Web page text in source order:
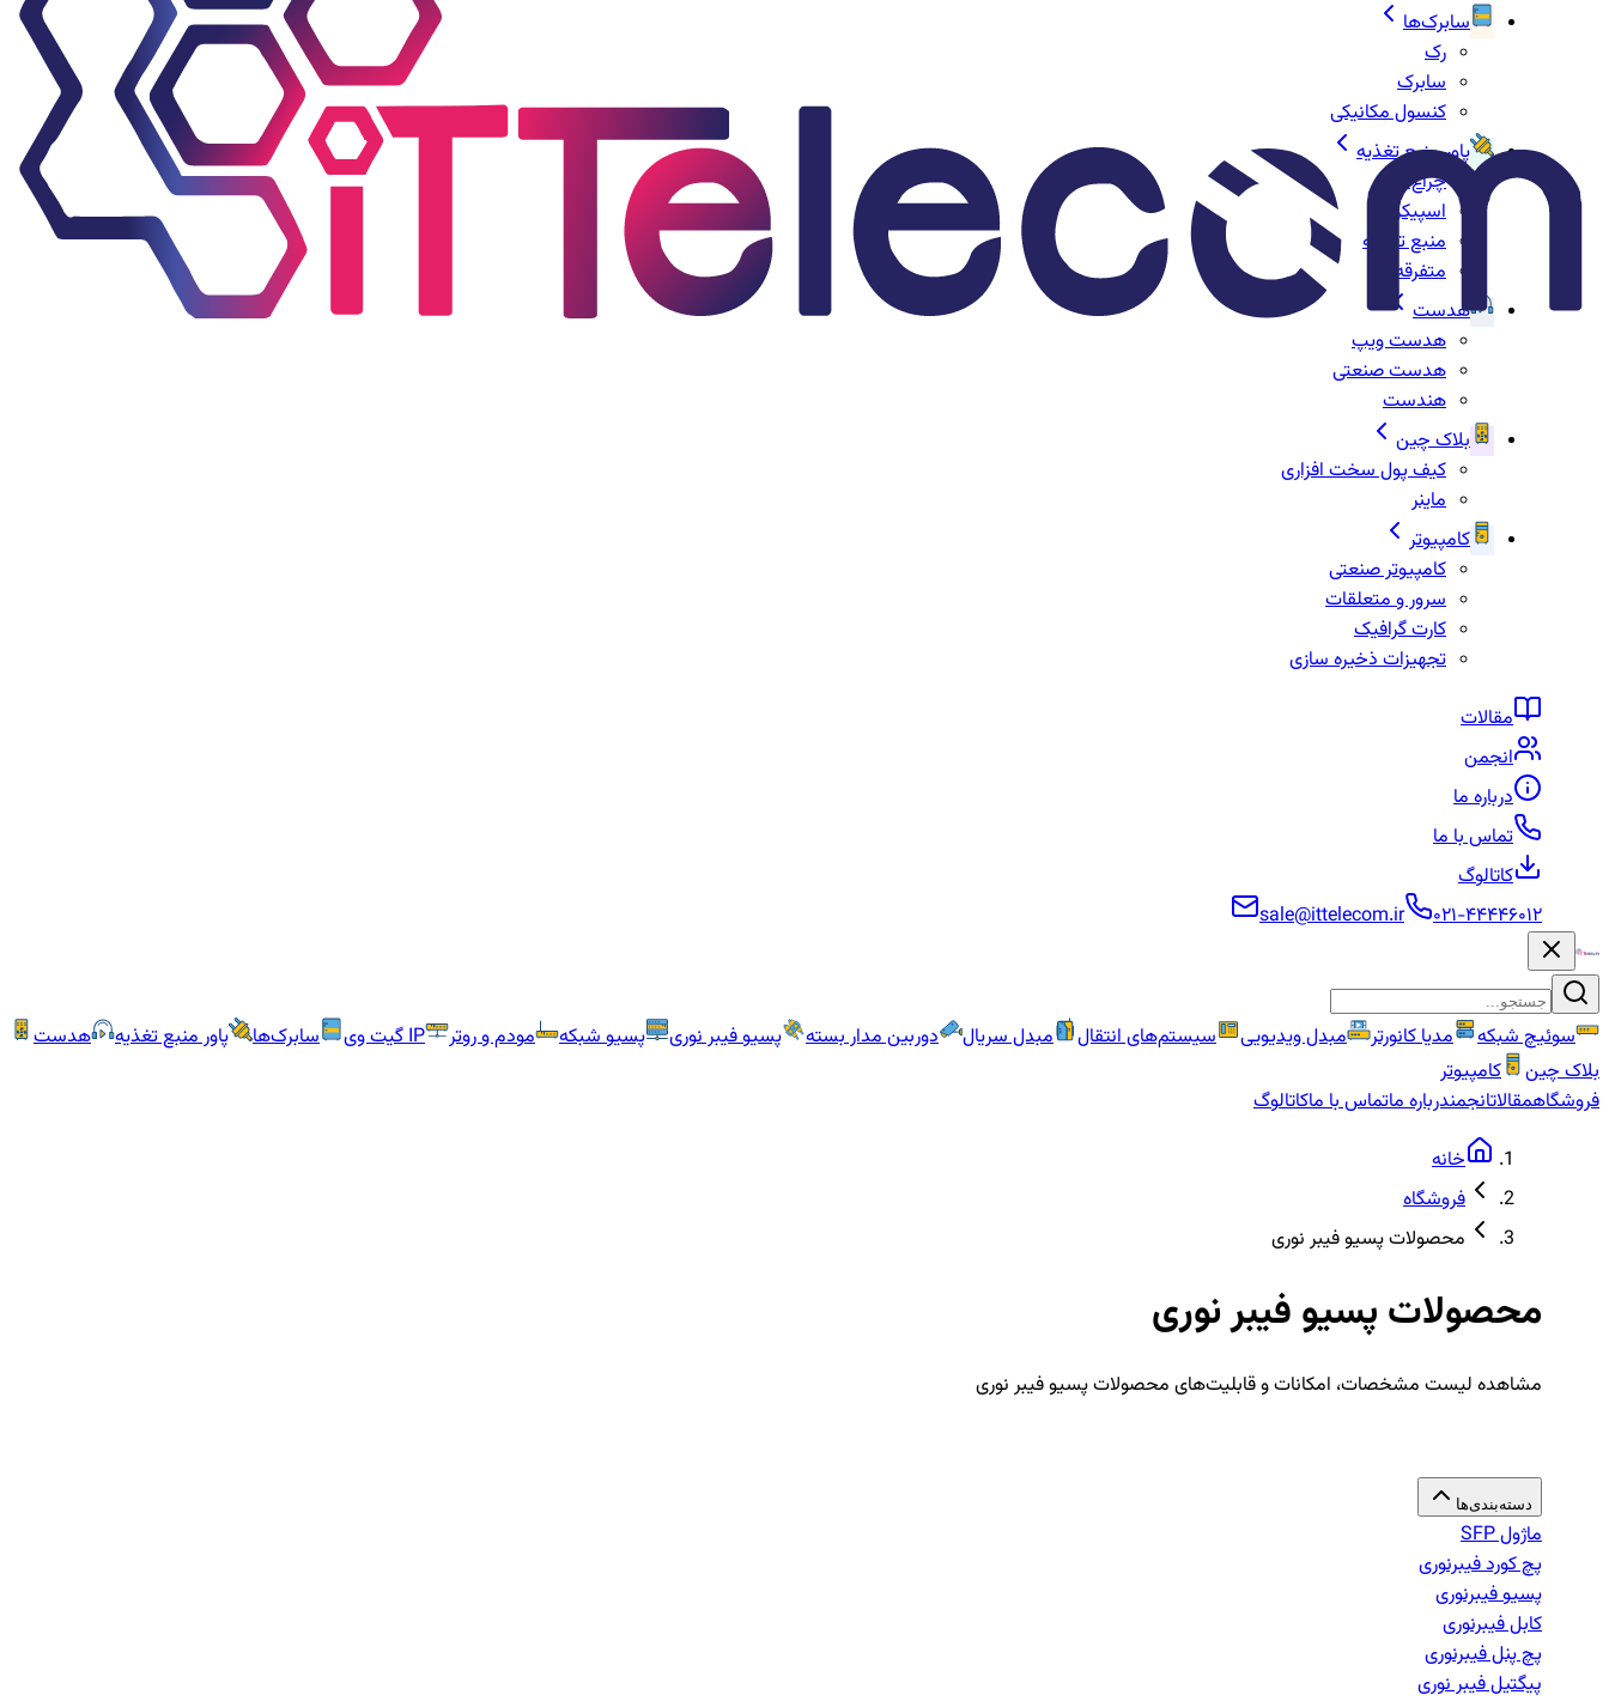
سابرک‌ها
رک
سابرک
کنسول مکانیکی
پاور منبع تغذیه
چراغ‌ها
اسپیکر
منبع تغذیه
متفرقه
هدست
هدست ویپ
هدست صنعتی
هندست
بلاک چین
کیف پول سخت افزاری
ماینر
کامپیوتر
کامپیوتر صنعتی
سرور و متعلقات
کارت گرافیک
تجهیزات ذخیره سازی
مقالات
انجمن
درباره ما
تماس با ما
کاتالوگ
۰۲۱-۴۴۴۴۶۰۱۲
sale@ittelecom.ir
سوئیچ شبکه مدیا کانورتر مبدل ویدیویی سیستم‌های انتقال مبدل سریال دوربین مدار بسته پسیو فیبر نوری پسیو شبکه مودم و روتر IP گیت وی سابرک‌ها پاور منبع تغذیه
هدست
بلاک چین
کامپیوتر
فروشگاهمقالاتانجمندرباره ماتماس با ماکاتالوگ
خانه
فروشگاه
محصولات پسیو فیبر نوری
محصولات پسیو فیبر نوری
مشاهده لیست مشخصات، امکانات و قابلیت‌های محصولات پسیو فیبر نوری
دسته‌بندی‌ها
ماژول SFP
پچ کورد فیبرنوری
پسیو فیبرنوری
کابل فیبرنوری
پچ پنل فیبرنوری
پیگتیل فیبر نوری